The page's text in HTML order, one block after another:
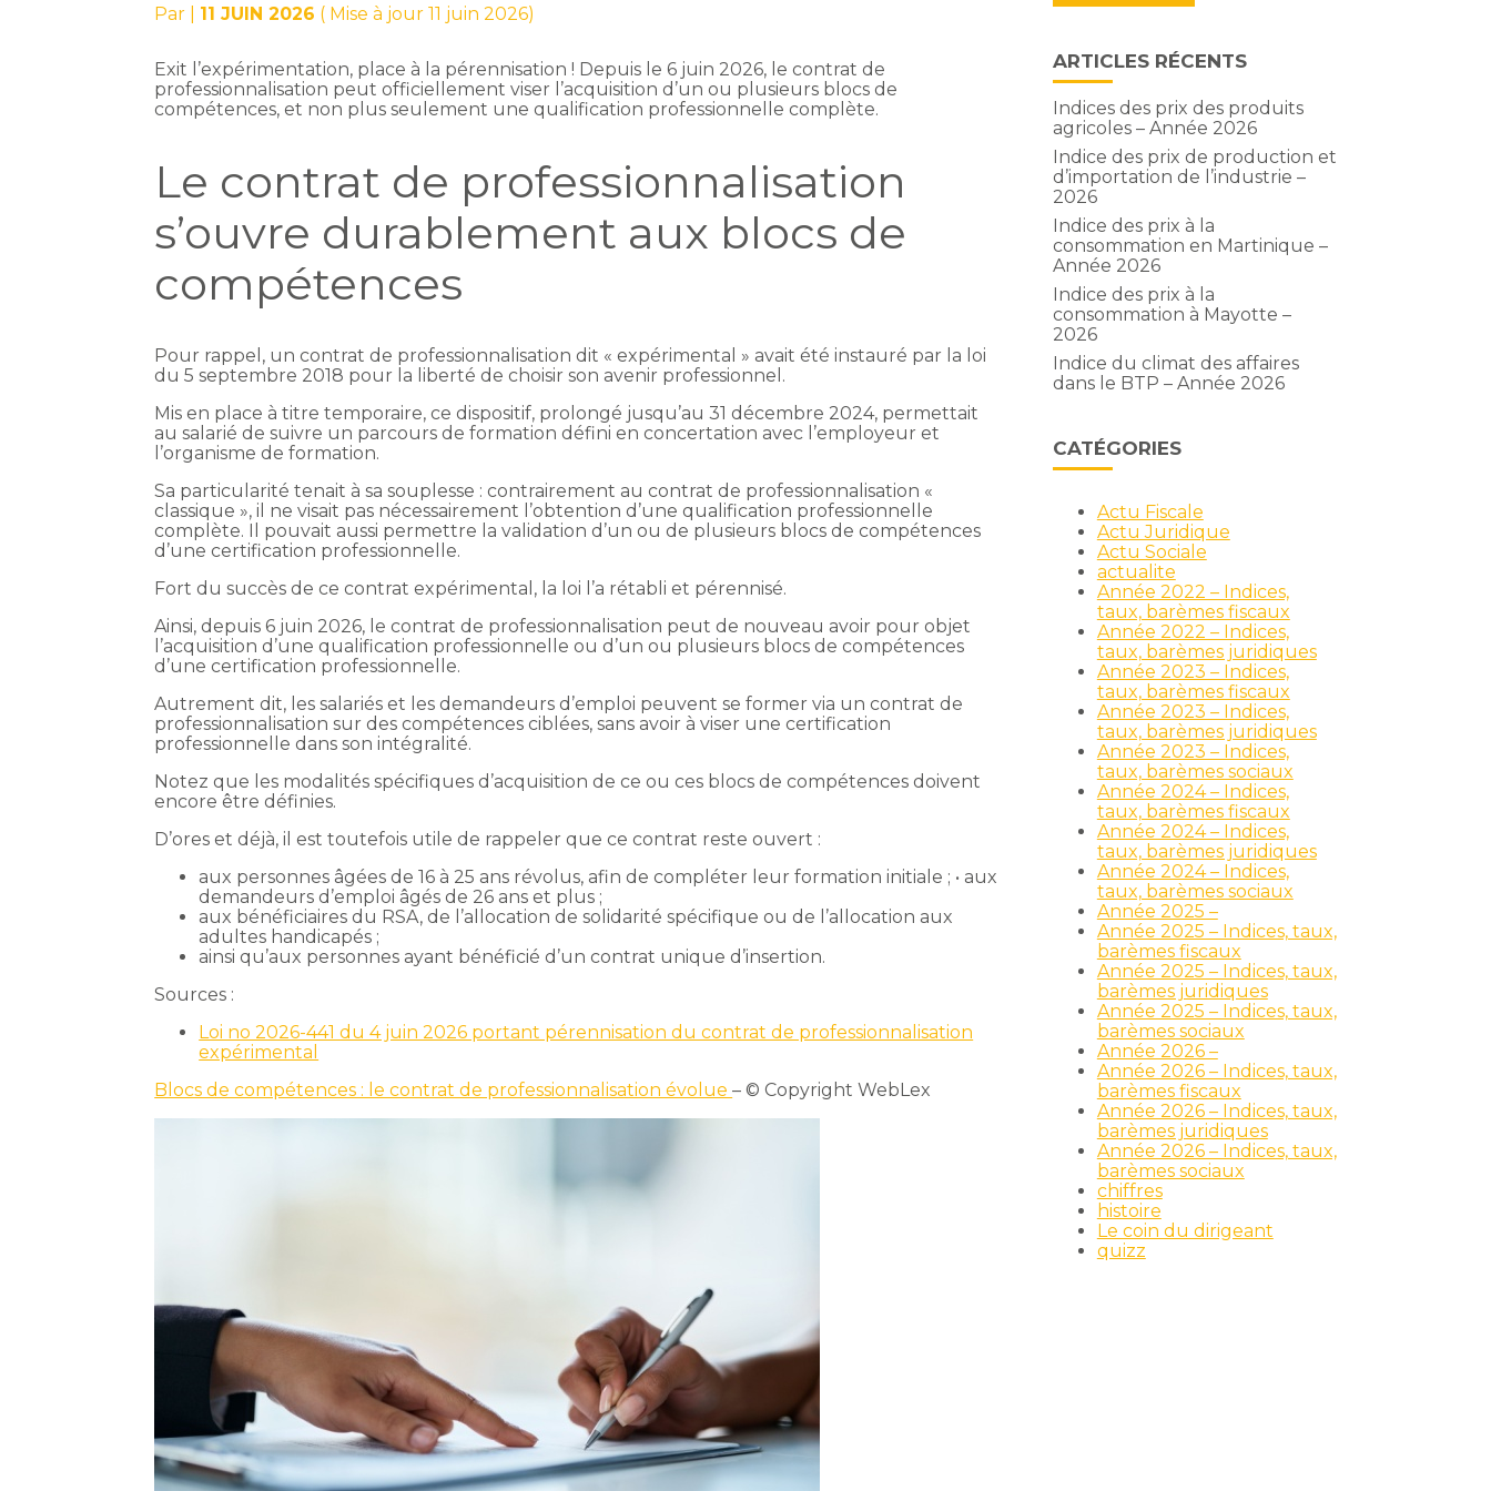
Par 11 JUIN 2026 ( Mise à jour 11 juin 2026)
Exit l’expérimentation, place à la pérennisation ! Depuis le 6 juin 2026, le contrat de
professionnalisation peut officiellement viser l’acquisition d’un ou plusieurs blocs de
compétences, et non plus seulement une qualification professionnelle complète.
Le contrat de professionnalisation
s’ouvre durablement aux blocs de
compétences
Pour rappel, un contrat de professionnalisation dit « expérimental » avait été instauré par la loi
du 5 septembre 2018 pour la liberté de choisir son avenir professionnel.
Mis en place à titre temporaire, ce dispositif, prolongé jusqu’au 31 décembre 2024, permettait
au salarié de suivre un parcours de formation défini en concertation avec l’employeur et
l’organisme de formation.
Sa particularité tenait à sa souplesse : contrairement au contrat de professionnalisation «
classique », il ne visait pas nécessairement l’obtention d’une qualification professionnelle
complète. Il pouvait aussi permettre la validation d’un ou de plusieurs blocs de compétences
d’une certification professionnelle.
Fort du succès de ce contrat expérimental, la loi l’a rétabli et pérennisé.
Ainsi, depuis 6 juin 2026, le contrat de professionnalisation peut de nouveau avoir pour objet
l’acquisition d’une qualification professionnelle ou d’un ou plusieurs blocs de compétences
d’une certification professionnelle.
Autrement dit, les salariés et les demandeurs d’emploi peuvent se former via un contrat de
professionnalisation sur des compétences ciblées, sans avoir à viser une certification
professionnelle dans son intégralité.
Notez que les modalités spécifiques d’acquisition de ce ou ces blocs de compétences doivent
encore être définies.
D’ores et déjà, il est toutefois utile de rappeler que ce contrat reste ouvert :
aux personnes âgées de 16 à 25 ans révolus, afin de compléter leur formation initiale ; • aux
demandeurs d’emploi âgés de 26 ans et plus ;
aux bénéficiaires du RSA, de l’allocation de solidarité spécifique ou de l’allocation aux
adultes handicapés ;
ainsi qu’aux personnes ayant bénéficié d’un contrat unique d’insertion.
Sources :
Loi no 2026-441 du 4 juin 2026 portant pérennisation du contrat de professionnalisation
expérimental
Blocs de compétences : le contrat de professionnalisation évolue– © Copyright WebLex
ARTICLES RÉCENTS
Indices des prix des produits
agricoles – Année 2026
Indice des prix de production et
d’importation de l’industrie –
2026
Indice des prix à la
consommation en Martinique –
Année 2026
Indice des prix à la
consommation à Mayotte –
2026
Indice du climat des affaires
dans le BTP – Année 2026
CATÉGORIES
Actu Fiscale
Actu Juridique
Actu Sociale
actualite
Année 2022 – Indices,
taux, barèmes fiscaux
Année 2022 – Indices,
taux, barèmes juridiques
Année 2023 – Indices,
taux, barèmes fiscaux
Année 2023 – Indices,
taux, barèmes juridiques
Année 2023 – Indices,
taux, barèmes sociaux
Année 2024 – Indices,
taux, barèmes fiscaux
Année 2024 – Indices,
taux, barèmes juridiques
Année 2024 – Indices,
taux, barèmes sociaux
Année 2025 –
Année 2025 – Indices, taux,
barèmes fiscaux
Année 2025 – Indices, taux,
barèmes juridiques
Année 2025 – Indices, taux,
barèmes sociaux
Année 2026 –
Année 2026 – Indices, taux,
barèmes fiscaux
Année 2026 – Indices, taux,
barèmes juridiques
Année 2026 – Indices, taux,
barèmes sociaux
chiffres
histoire
Le coin du dirigeant
quizz